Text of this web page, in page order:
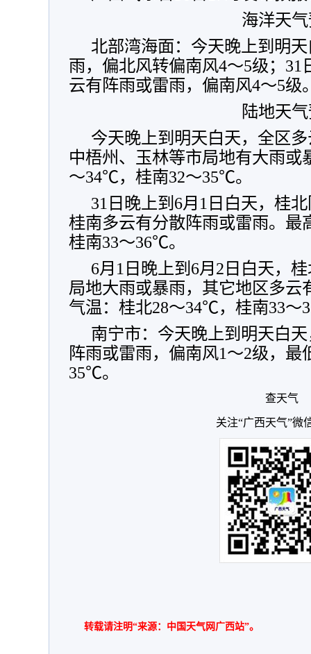
海洋天
北部湾海面：今天晚上到明
雨，偏北风转偏南风4～5级；31
云有阵雨或雷雨，偏南风4～5级
陆地天
今天晚上到明天白天，全区
中梧州、玉林等市局地有大雨或
～34℃，桂南32～35℃。
31日晚上到6月1日白天，桂
桂南多云有分散阵雨或雷雨。
桂南33～36℃。
6月1日晚上到6月2日白天，
局地大雨或暴雨，其它地区多云
气温：桂北28～34℃，桂南33～
南宁市：今天晚上到明天白
阵雨或雷雨，偏南风1～2级，
35℃。
查天气
关注“广西天气”微
转载请注明“来源：中国天气网广西站”。